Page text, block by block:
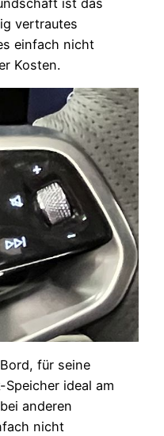
vertrautes
einfach nicht
Kosten.
für seine
ideal am
anderen
nicht